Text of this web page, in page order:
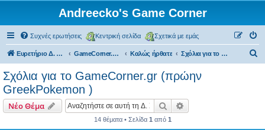
Andreecko's Game Corner
Συχνές ερωτήσεις Κεντρική σελίδα Σχετικά με εμάς
Ευρετήριο Δ. Συζήτησης GameCorner.gr (πρώην Greek Pokemon) Kαλώς ήρθατε Σχόλια για το GameCorner.gr (πρώην GreekPokemon )
Σχόλια για το GameCorner.gr (πρώην
GreekPokemon )
Νέο Θέμα Αναζήτηση
14 θέματα • Σελίδα 1 από 1